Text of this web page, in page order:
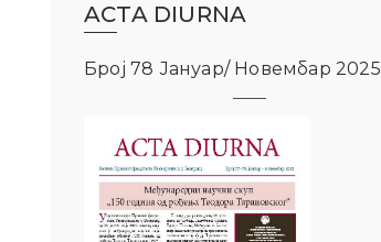
ACTA DIURNA
Број 78 Јануар/ Новембар 2025